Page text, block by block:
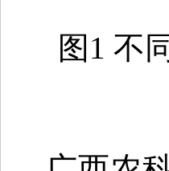
图1 不